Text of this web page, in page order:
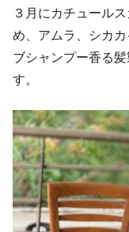
３月にカチュール
め、アムラ、シカ
ブシャンプー香る
す。